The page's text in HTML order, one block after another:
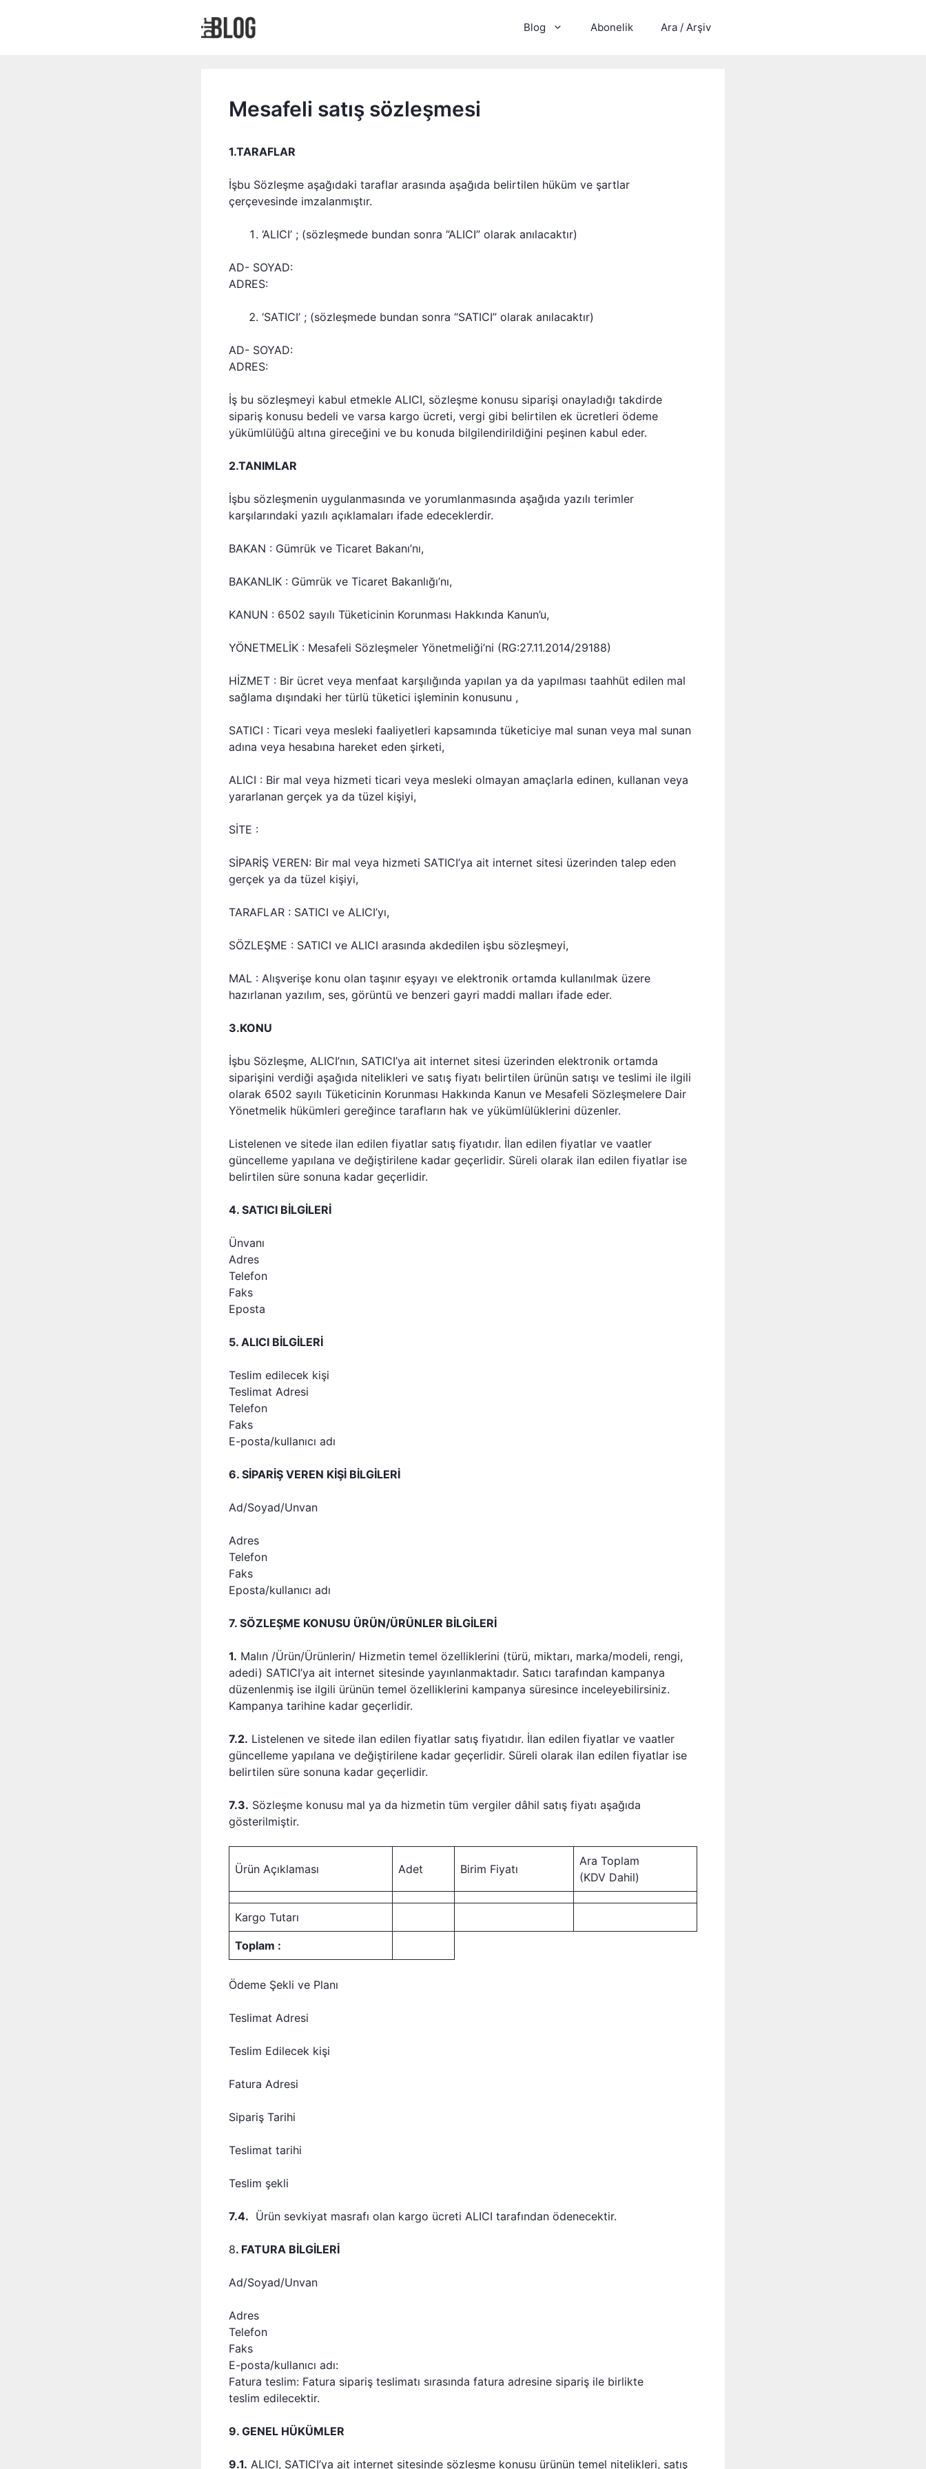
Blog Abonelik Ara / Arşiv
Mesafeli satış sözleşmesi
1.TARAFLAR
İşbu Sözleşme aşağıdaki taraflar arasında aşağıda belirtilen hüküm ve şartlar
çerçevesinde imzalanmıştır.
‘ALICI’ ; (sözleşmede bundan sonra “ALICI” olarak anılacaktır)
AD- SOYAD:
ADRES:
‘SATICI’ ; (sözleşmede bundan sonra “SATICI” olarak anılacaktır)
AD- SOYAD:
ADRES:
İş bu sözleşmeyi kabul etmekle ALICI, sözleşme konusu siparişi onayladığı takdirde
sipariş konusu bedeli ve varsa kargo ücreti, vergi gibi belirtilen ek ücretleri ödeme
yükümlülüğü altına gireceğini ve bu konuda bilgilendirildiğini peşinen kabul eder.
2.TANIMLAR
İşbu sözleşmenin uygulanmasında ve yorumlanmasında aşağıda yazılı terimler
karşılarındaki yazılı açıklamaları ifade edeceklerdir.
BAKAN : Gümrük ve Ticaret Bakanı’nı,
BAKANLIK : Gümrük ve Ticaret Bakanlığı’nı,
KANUN : 6502 sayılı Tüketicinin Korunması Hakkında Kanun’u,
YÖNETMELİK : Mesafeli Sözleşmeler Yönetmeliği’ni (RG:27.11.2014/29188)
HİZMET : Bir ücret veya menfaat karşılığında yapılan ya da yapılması taahhüt edilen mal
sağlama dışındaki her türlü tüketici işleminin konusunu ,
SATICI : Ticari veya mesleki faaliyetleri kapsamında tüketiciye mal sunan veya mal sunan
adına veya hesabına hareket eden şirketi,
ALICI : Bir mal veya hizmeti ticari veya mesleki olmayan amaçlarla edinen, kullanan veya
yararlanan gerçek ya da tüzel kişiyi,
SİTE :
SİPARİŞ VEREN: Bir mal veya hizmeti SATICI’ya ait internet sitesi üzerinden talep eden
gerçek ya da tüzel kişiyi,
TARAFLAR : SATICI ve ALICI’yı,
SÖZLEŞME : SATICI ve ALICI arasında akdedilen işbu sözleşmeyi,
MAL : Alışverişe konu olan taşınır eşyayı ve elektronik ortamda kullanılmak üzere
hazırlanan yazılım, ses, görüntü ve benzeri gayri maddi malları ifade eder.
3.KONU
İşbu Sözleşme, ALICI’nın, SATICI’ya ait internet sitesi üzerinden elektronik ortamda
siparişini verdiği aşağıda nitelikleri ve satış fiyatı belirtilen ürünün satışı ve teslimi ile ilgili
olarak 6502 sayılı Tüketicinin Korunması Hakkında Kanun ve Mesafeli Sözleşmelere Dair
Yönetmelik hükümleri gereğince tarafların hak ve yükümlülüklerini düzenler.
Listelenen ve sitede ilan edilen fiyatlar satış fiyatıdır. İlan edilen fiyatlar ve vaatler
güncelleme yapılana ve değiştirilene kadar geçerlidir. Süreli olarak ilan edilen fiyatlar ise
belirtilen süre sonuna kadar geçerlidir.
4. SATICI BİLGİLERİ
Ünvanı
Adres
Telefon
Faks
Eposta
5. ALICI BİLGİLERİ
Teslim edilecek kişi
Teslimat Adresi
Telefon
Faks
E-posta/kullanıcı adı
6. SİPARİŞ VEREN KİŞİ BİLGİLERİ
Ad/Soyad/Unvan
Adres
Telefon
Faks
Eposta/kullanıcı adı
7. SÖZLEŞME KONUSU ÜRÜN/ÜRÜNLER BİLGİLERİ
1. Malın /Ürün/Ürünlerin/ Hizmetin temel özelliklerini (türü, miktarı, marka/modeli, rengi,
adedi) SATICI’ya ait internet sitesinde yayınlanmaktadır. Satıcı tarafından kampanya
düzenlenmiş ise ilgili ürünün temel özelliklerini kampanya süresince inceleyebilirsiniz.
Kampanya tarihine kadar geçerlidir.
7.2. Listelenen ve sitede ilan edilen fiyatlar satış fiyatıdır. İlan edilen fiyatlar ve vaatler
güncelleme yapılana ve değiştirilene kadar geçerlidir. Süreli olarak ilan edilen fiyatlar ise
belirtilen süre sonuna kadar geçerlidir.
7.3. Sözleşme konusu mal ya da hizmetin tüm vergiler dâhil satış fiyatı aşağıda
gösterilmiştir.
Ürün Açıklaması Adet Birim Fiyatı
Ara Toplam
(KDV Dahil)
Kargo Tutarı
Toplam :
Ödeme Şekli ve Planı
Teslimat Adresi
Teslim Edilecek kişi
Fatura Adresi
Sipariş Tarihi
Teslimat tarihi
Teslim şekli
7.4. Ürün sevkiyat masrafı olan kargo ücreti ALICI tarafından ödenecektir.
8. FATURA BİLGİLERİ
Ad/Soyad/Unvan
Adres
Telefon
Faks
E-posta/kullanıcı adı:
Fatura teslim: Fatura sipariş teslimatı sırasında fatura adresine sipariş ile birlikte
teslim edilecektir.
9. GENEL HÜKÜMLER
9.1. ALICI, SATICI’ya ait internet sitesinde sözleşme konusu ürünün temel nitelikleri, satış